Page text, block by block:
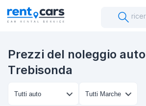
Prezzi del noleggio
Trebisonda